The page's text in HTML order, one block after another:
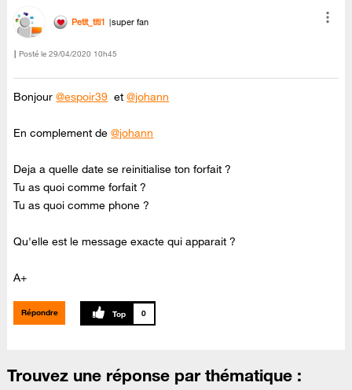
Petit_titi1 super fan
Posté le ‎29/04/2020 10h45
Bonjour@espoir39 et@johann
En complement de@johann
Deja a quelle date se reinitialise ton forfait ?
Tu as quoi comme forfait ?
Tu as quoi comme phone ?
Qu'elle est le message exacte qui apparait ?
A+
Répondre 0
Trouvez une réponse par thématique :